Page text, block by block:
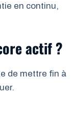
en continu,
actif ?
de mettre fin à